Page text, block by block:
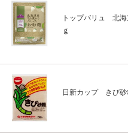
トップバリュ 北
ｇ
日新カップ きび